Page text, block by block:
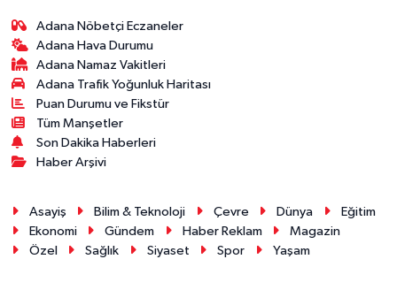
Adana Nöbetçi Eczaneler
Adana Hava Durumu
Adana Namaz Vakitleri
Adana Trafik Yoğunluk Haritası
Puan Durumu ve Fikstür
Tüm Manşetler
Son Dakika Haberleri
Haber Arşivi
Asayiş Bilim & Teknoloji Çevre Dünya
Eğitim
Ekonomi
Gündem Haber Reklam
Magazin
Özel
Sağlık Siyaset Spor Yaşam